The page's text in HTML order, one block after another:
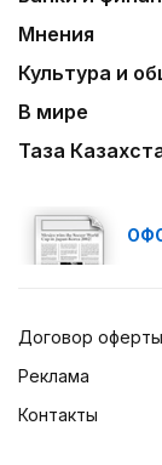
Мнения
Культура и
В мире
Таза
Договор оферты
Реклама
Контакты